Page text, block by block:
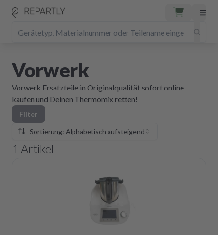
Vorwerk
Vorwerk Ersatzteile in Originalqualität sofort online
kaufen und Deinen Thermomix retten!
Filter
Sortierung: Alphabetisch aufsteigend
1 Artikel